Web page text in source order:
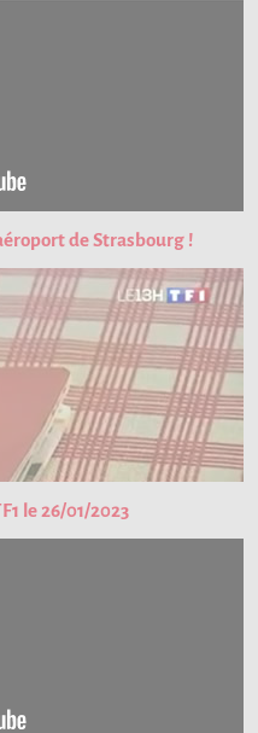
de Strasbourg !
le 26/01/2023